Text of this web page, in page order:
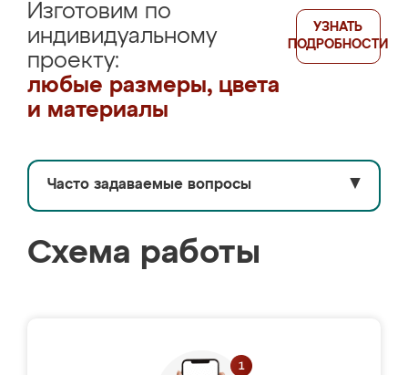
Изготовим по
индивидуальному
проекту:
любые размеры, цвета
и материалы
УЗНАТЬ
ПОДРОБНОСТИ
Часто задаваемые вопросы ▼
Схема работы